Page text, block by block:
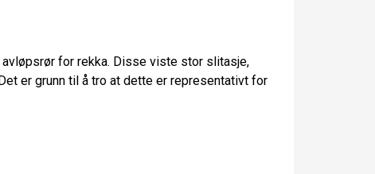
for rekka. Disse viste stor slitasje,
er grunn til å tro at dette er representativt for